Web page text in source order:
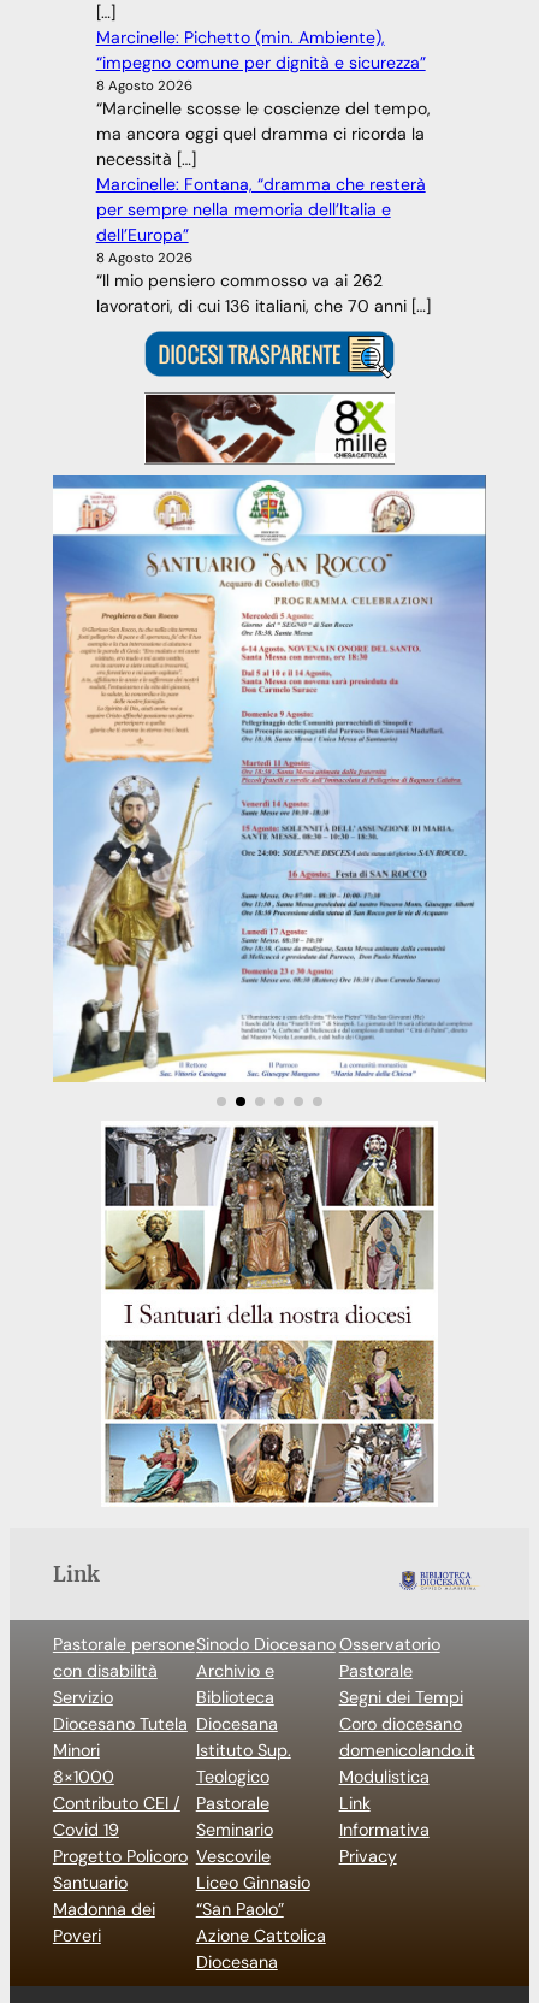
[…]
Marcinelle: Pichetto (min. Ambiente),
“impegno comune per dignità e sicurezza”
8 Agosto 2026
“Marcinelle scosse le coscienze del tempo,
ma ancora oggi quel dramma ci ricorda la
necessità […]
Marcinelle: Fontana, “dramma che resterà
per sempre nella memoria dell’Italia e
dell’Europa”
8 Agosto 2026
“Il mio pensiero commosso va ai 262
lavoratori, di cui 136 italiani, che 70 anni […]
Link
Pastorale persone
con disabilità
Servizio
Diocesano Tutela
Minori
8×1000
Contributo CEI /
Covid 19
Progetto Policoro
Santuario
Madonna dei
Poveri
Sinodo Diocesano
Archivio e
Biblioteca
Diocesana
Istituto Sup.
Teologico
Pastorale
Seminario
Vescovile
Liceo Ginnasio
“San Paolo”
Azione Cattolica
Diocesana
Osservatorio
Pastorale
Segni dei Tempi
Coro diocesano
domenicolando.it
Modulistica
Link
Informativa
Privacy